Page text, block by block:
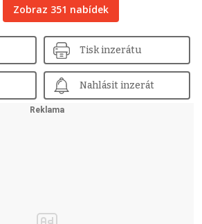
Zobraz 351 nabídek
Tisk inzerátu
Nahlásit inzerát